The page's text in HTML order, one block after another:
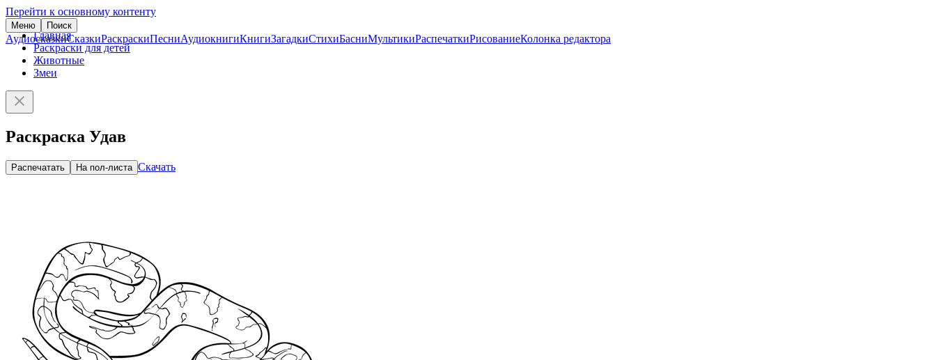
Перейти к основному контенту
Меню Поиск
АудиосказкиСказкиРаскраскиПесниАудиокнигиКнигиЗагадкиСтихиБасниМультикиРаспечаткиРисованиеКолонка редактора
Главная
Раскраски для детей
Животные
Змеи
Раскраска Удав
Распечатать На пол-листа Скачать